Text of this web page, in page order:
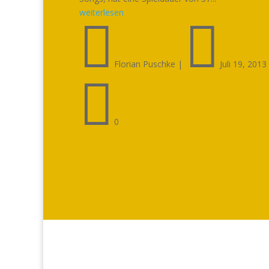
weiterlesen
 Florian Puschke |  Juli 19, 2013
 0